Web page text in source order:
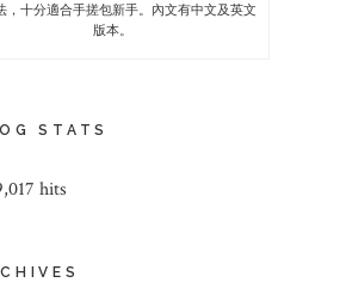
，十分適合手搓包新手。內文有中文及英文
版本。
STATS
hits